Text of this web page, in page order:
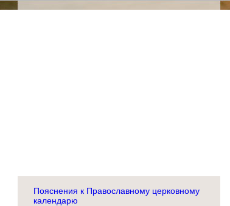
Пояснения к Православному церковному
календарю